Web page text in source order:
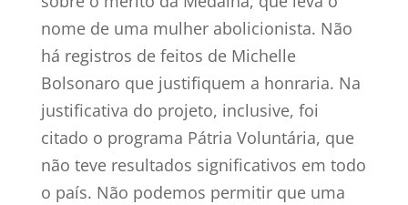
nome de uma mulher abolicionista. Não
há registros de feitos de Michelle
Bolsonaro que justifiquem a honraria. Na
justificativa do projeto, inclusive, foi
citado o programa Pátria Voluntária, que
não teve resultados significativos em todo
o país. Não podemos permitir que uma